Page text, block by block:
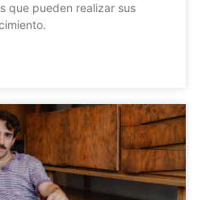
que pueden realizar sus